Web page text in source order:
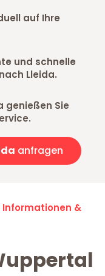
auf Ihre
und schnelle
Lleida.
genießen Sie
anfragen
Informationen &